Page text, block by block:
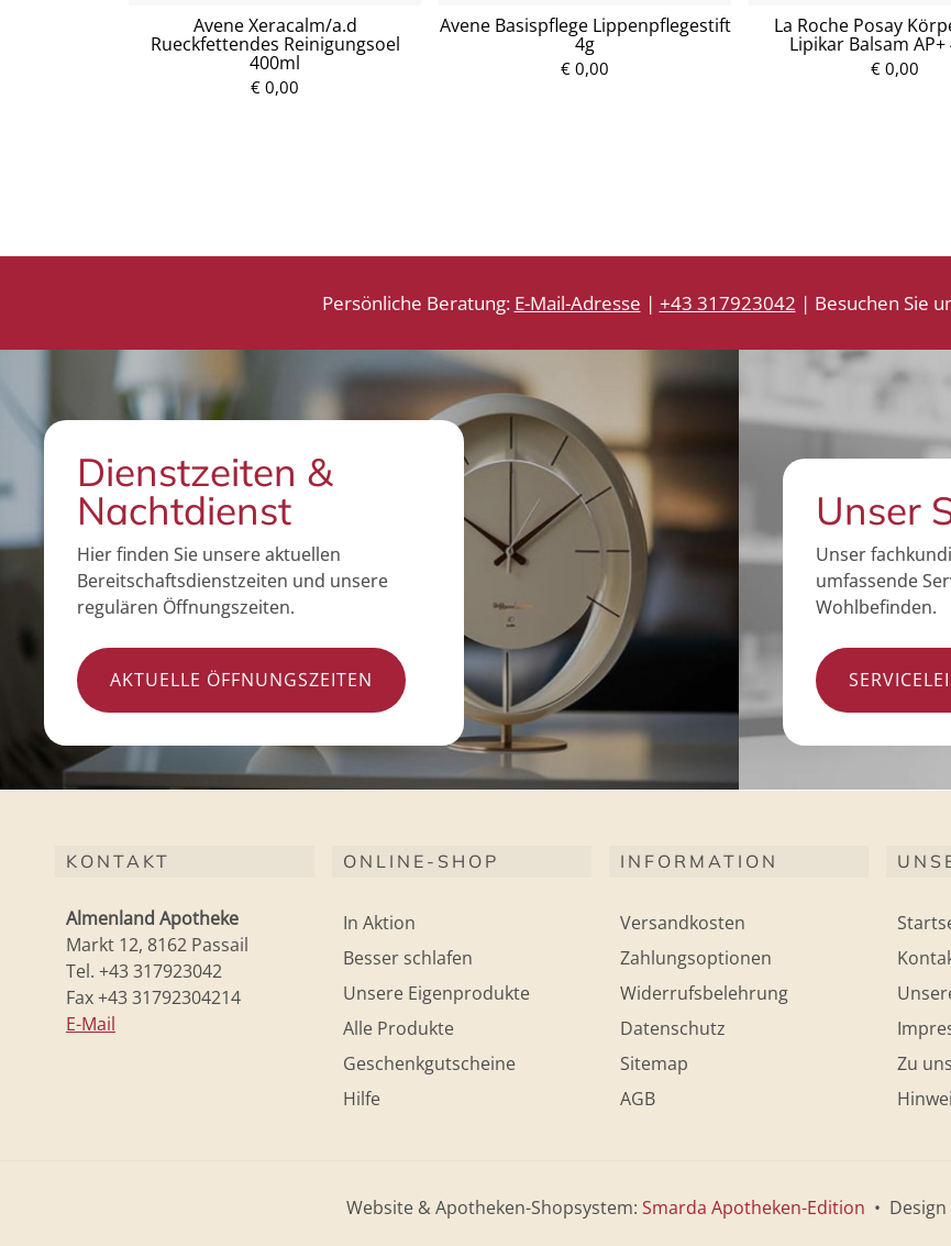
Avene Xeracalm/a.d
Rueckfettendes Reinigungsoel
400ml
€ 0,00
Avene Basispflege Lippenpflegestift
4g
€ 0,00
La Roche Posay
Lipikar Balsam
€ 0,00
P
r
P
P
Persönliche Beratung: E-Mail-Adresse | +43 317923042 | Besuchen Sie
Dienstzeiten &
Nachtdienst
Hier finden Sie unsere aktuellen
Bereitschaftsdienstzeiten und unsere
regulären Öffnungszeiten.
AKTUELLE ÖFFNUNGSZEITEN
Unser
Unser
umfassende
Wohlbefinden.
KONTAKT
Almenland Apotheke
Markt 12, 8162 Passail
Tel. +43 317923042
Fax +43 31792304214
E-Mail
ONLINE-SHOP
In Aktion
Besser schlafen
Unsere Eigenprodukte
Alle Produkte
Geschenkgutscheine
Hilfe
INFORMATION
Versandkosten
Zahlungsoptionen
Widerrufsbelehrung
Datenschutz
Sitemap
AGB
Zu
Website & Apotheken-Shopsystem: Smarda Apotheken-Edition •